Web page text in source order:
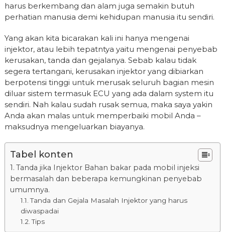
harus berkembang dan alam juga semakin butuh
perhatian manusia demi kehidupan manusia itu sendiri.
Yang akan kita bicarakan kali ini hanya mengenai
injektor, atau lebih tepatntya yaitu mengenai penyebab
kerusakan, tanda dan gejalanya. Sebab kalau tidak
segera tertangani, kerusakan injektor yang dibiarkan
berpotensi tinggi untuk merusak seluruh bagian mesin
diluar sistem termasuk ECU yang ada dalam system itu
sendiri. Nah kalau sudah rusak semua, maka saya yakin
Anda akan malas untuk memperbaiki mobil Anda –
maksudnya mengeluarkan biayanya.
Tabel konten
Tanda jika Injektor Bahan bakar pada mobil injeksi
bermasalah dan beberapa kemungkinan penyebab
umumnya.
Tanda dan Gejala Masalah Injektor yang harus
diwaspadai
Tips